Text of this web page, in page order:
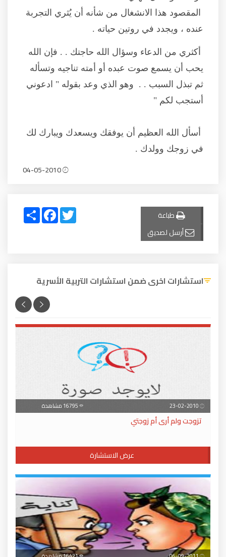
المقصود هذا الانشغال من شأنه أن يُثري التجربة
عنده ، ويجدد في روتين حياته .
أكثري من الدعاء وسؤال الله حاجتك . . فإن الله
يحب أن يسمع صوت عبده أو أمته تناجيه وتسأله
ثم تبذل السبب . . وهو الذي وعد بقوله " ادعوني
أستجب لكم "
أسأل الله العظيم أن يوفقك ويسعدك ويبارك لك
في زوجك وولدك .
طباعة
أرسل لصديق
Share
FacebookTwitter
استشارات اخرى ضمن استشارات التربية الأسرية
تزوجت ولم أرى أم زوجتي
عرض الاستشارة